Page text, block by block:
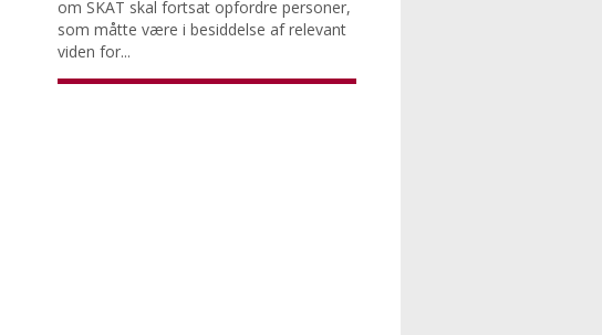
om SKAT skal fortsat opfordre personer,
som måtte være i besiddelse af relevant
viden for...